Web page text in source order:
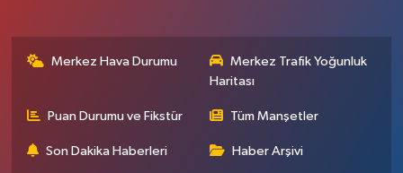
Merkez Hava Durumu
Merkez Trafik Yoğunluk
Haritası
Puan Durumu ve Fikstür Tüm Manşetler
Son Dakika Haberleri Haber Arşivi